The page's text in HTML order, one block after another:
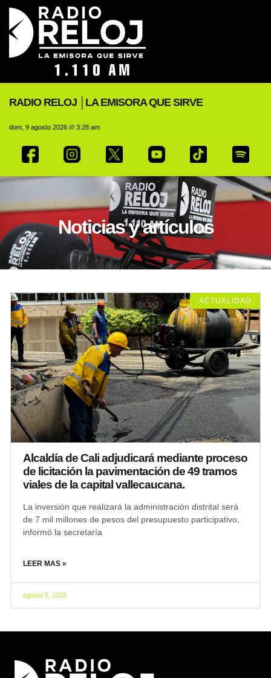
RADIO RELOJ │LA EMISORA QUE SIRVE
dom, 9 agosto 2026 /// 3:28 am
Noticias y artículos
ACTUALIDAD
Alcaldía de Cali adjudicará mediante proceso
de licitación la pavimentación de 49 tramos
viales de la capital vallecaucana.
La inversión que realizará la administración distrital será
de 7 mil millones de pesos del presupuesto participativo,
informó la secretaría
LEER MAS »
agosto 5, 2025